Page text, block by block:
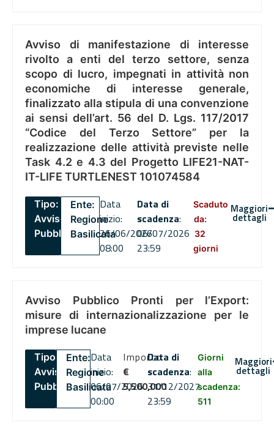
Avviso di manifestazione di interesse
rivolto a enti del terzo settore, senza
scopo di lucro, impegnati in attività non
economiche di interesse generale,
finalizzato alla stipula di una convenzione
ai sensi dell’art. 56 del D. Lgs. 117/2017
“Codice del Terzo Settore” per la
realizzazione delle attività previste nelle
Task 4.2 e 4.3 del Progetto LIFE21-NAT-
IT-LIFE TURTLENEST 101074584
Tipo:
Avviso
Pubblico
Ente:
Regione
Basilicata
Data
inizio:
26/06/2026
08:00
Data di
scadenza:
06/07/2026
23:59
Scaduto
da:
32
giorni
Maggiori
dettagli
Avviso Pubblico Pronti per l’Export:
misure di internazionalizzazione per le
imprese lucane
Tipo:
Avviso
Pubblico
Ente:
Regione
Basilicata
Data
inizio:
06/07/2026
00:00
Importo
€
5,500,000
Data di
scadenza:
31/12/2027
23:59
Giorni
alla
scadenza:
511
Maggiori
dettagli